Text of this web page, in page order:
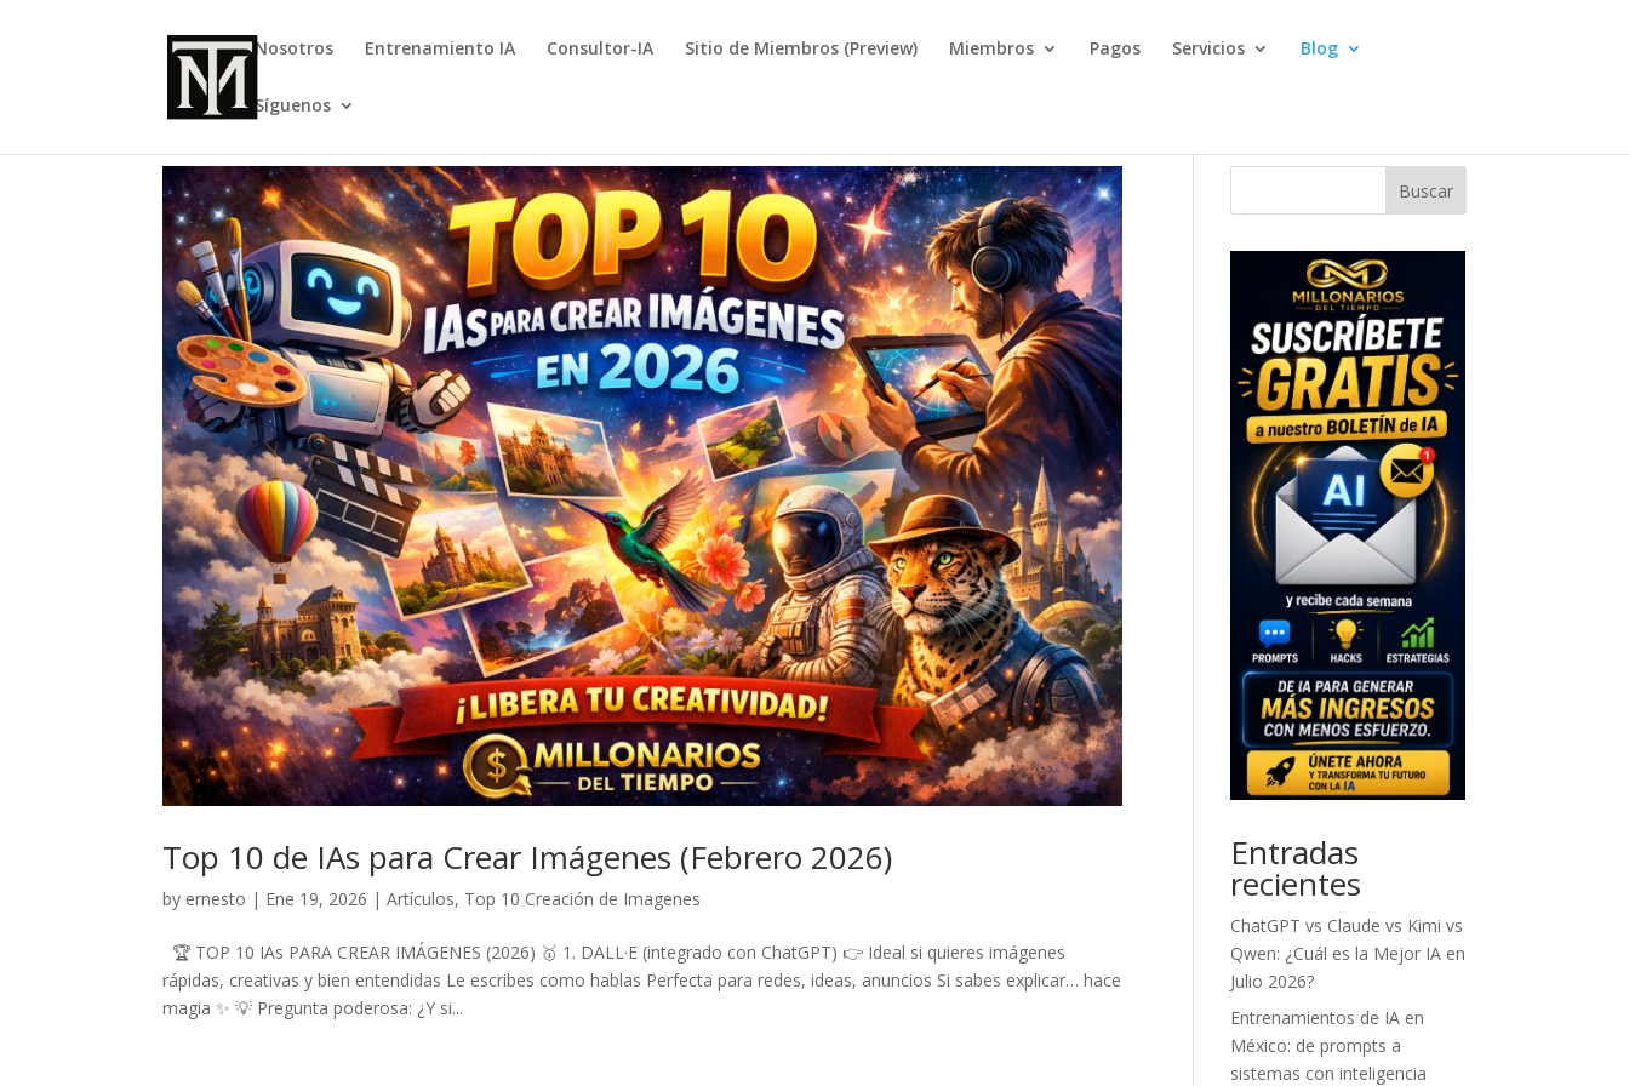
Nosotros Entrenamiento IA Consultor-IA Sitio de Miembros (Preview) Miembros Pagos Servicios Blog
Síguenos
Top 10 de IAs para Crear Imágenes (Febrero 2026)
by ernesto | Ene 19, 2026 |Artículos, Top 10 Creación de Imagenes
🏆 TOP 10 IAs PARA CREAR IMÁGENES (2026) 🥇 1. DALL·E (integrado con ChatGPT) 👉 Ideal si quieres imágenes
rápidas, creativas y bien entendidas Le escribes como hablas Perfecta para redes, ideas, anuncios Si sabes explicar… hace
magia ✨ 💡 Pregunta poderosa: ¿Y si...
Buscar
Entradas
recientes
ChatGPT vs Claude vs Kimi vs
Qwen: ¿Cuál es la Mejor IA en
Julio 2026?
Entrenamientos de IA en
México: de prompts a
sistemas con inteligencia